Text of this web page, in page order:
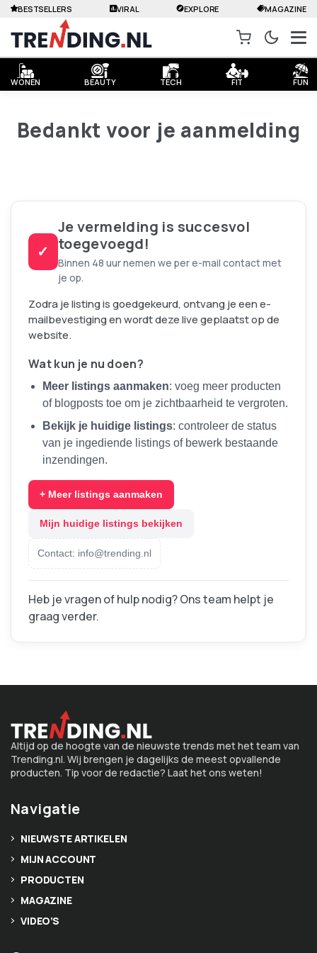
WONEN BEAUTY TECH FIT FUN
BESTSELLERS VIRAL EXPLORE MAGAZINE
Bedankt voor je aanmelding
✓
Je vermelding is succesvol
toegevoegd!
Binnen 48 uur nemen we per e-mail contact met
je op.
Zodra je listing is goedgekeurd, ontvang je een e-
mailbevestiging en wordt deze live geplaatst op de
website.
Wat kun je nu doen?
Meer listings aanmaken: voeg meer producten
of blogposts toe om je zichtbaarheid te vergroten.
Bekijk je huidige listings: controleer de status
van je ingediende listings of bewerk bestaande
inzendingen.
+ Meer listings aanmaken
Mijn huidige listings bekijken
Contact: info@trending.nl
Heb je vragen of hulp nodig? Ons team helpt je
graag verder.
Altijd op de hoogte van de nieuwste trends met het team van
Trending.nl. Wij brengen je dagelijks de meest opvallende
producten. Tip voor de redactie? Laat het ons weten!
Navigatie
NIEUWSTE ARTIKELEN
MIJN ACCOUNT
PRODUCTEN
MAGAZINE
VIDEO’S